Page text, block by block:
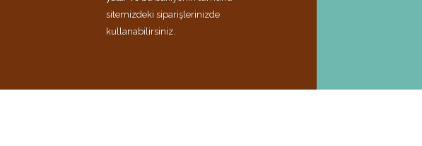
sitemizdeki siparişlerinizde
kullanabilirsiniz.